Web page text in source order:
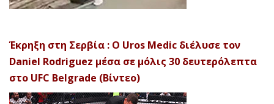
Έκρηξη στη Σερβία : Ο Uros Medic διέλυσε τον
Daniel Rodriguez μέσα σε μόλις 30 δευτερόλεπτα
στο UFC Belgrade (Βίντεο)